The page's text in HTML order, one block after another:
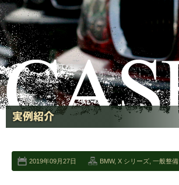
2019年09月27日 BMW, X シリーズ 一般整備